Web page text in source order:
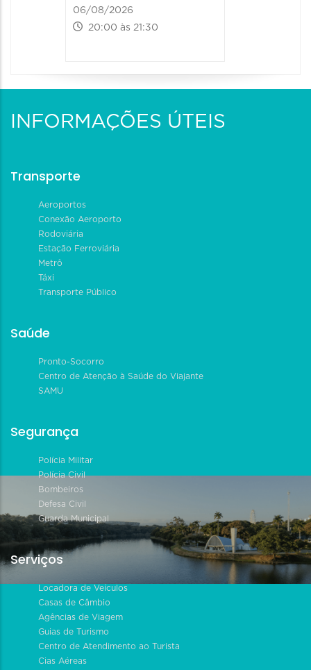
06/08/2026
20:00 às 21:30
INFORMAÇÕES ÚTEIS
Transporte
Aeroportos
Conexão Aeroporto
Rodoviária
Estação Ferroviária
Metrô
Táxi
Transporte Público
Saúde
Pronto-Socorro
Centro de Atenção à Saúde do Viajante
SAMU
Segurança
Polícia Militar
Polícia Civil
Bombeiros
Defesa Civil
Guarda Municipal
Serviços
Locadora de Veículos
Casas de Câmbio
Agências de Viagem
Guias de Turismo
Centro de Atendimento ao Turista
Cias Aéreas